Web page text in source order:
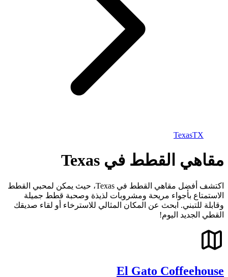
TexasTX
مقاهي القطط في Texas
اكتشف أفضل مقاهي القطط في Texas، حيث يمكن لمحبي القطط
الاستمتاع بأجواء مريحة ومشروبات لذيذة وصحبة قطط جميلة
وقابلة للتبني. ابحث عن المكان المثالي للاسترخاء أو لقاء صديقك
القطي الجديد اليوم!
El Gato Coffeehouse